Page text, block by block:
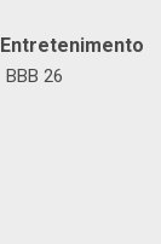
Entretenimento
BBB 26